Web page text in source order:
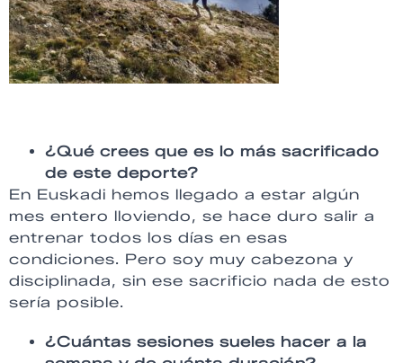
¿Qué crees que es lo más sacrificado
de este deporte?
En Euskadi hemos llegado a estar algún
mes entero lloviendo, se hace duro salir a
entrenar todos los días en esas
condiciones. Pero soy muy cabezona y
disciplinada, sin ese sacrificio nada de esto
sería posible.
¿Cuántas sesiones sueles hacer a la